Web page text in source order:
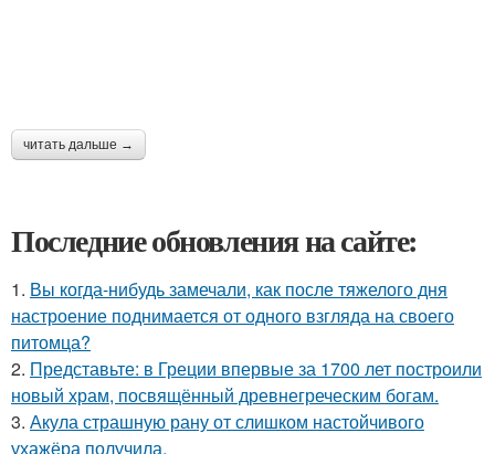
читать дальше →
Последние обновления на сайте:
1. Вы когда-нибудь замечали, как после тяжелого дня
настроение поднимается от одного взгляда на своего
питомца?
2. Представьте: в Греции впервые за 1700 лет построили
новый храм, посвящённый древнегреческим богам.
3. Акула страшную рану от слишком настойчивого
ухажёра получила.